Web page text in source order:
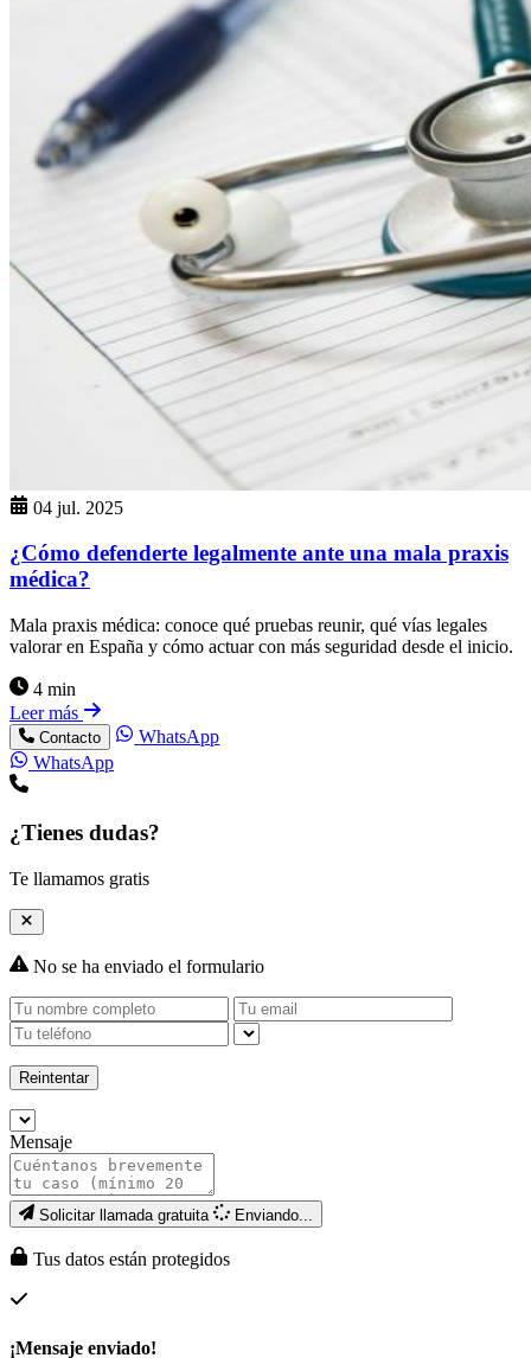
04 jul. 2025
¿Cómo defenderte legalmente ante una mala praxis
médica?
Mala praxis médica: conoce qué pruebas reunir, qué vías legales
valorar en España y cómo actuar con más seguridad desde el inicio.
4 min
Leer más
Contacto
WhatsApp
WhatsApp
¿Tienes dudas?
Te llamamos gratis
No se ha enviado el formulario
Reintentar
Mensaje
Solicitar llamada gratuita Enviando...
Tus datos están protegidos
¡Mensaje enviado!